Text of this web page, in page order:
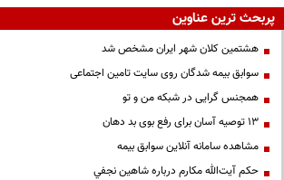
پربحث ترین عناوین
هشتمین کلان شهر ایران مشخص شد
سوابق بیمه شدگان روی سایت تامین اجتماعی
همجنس گرایی در شبکه من و تو
13 توصیه آسان برای رفع بوی بد دهان
مشاهده سامانه آنلاين سوابق بیمه
حكم آيت‌الله مكارم درباره شاهين نجفي